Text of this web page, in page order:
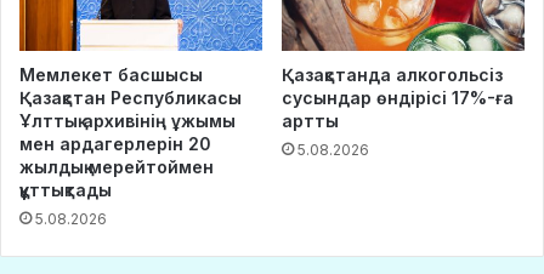
Мемлекет басшысы
Қазақстан Республикасы
Ұлттық архивінің ұжымы
мен ардагерлерін 20
жылдық мерейтоймен
құттықтады
5.08.2026
Қазақстанда алкогольсіз
сусындар өндірісі 17%-ға
артты
5.08.2026